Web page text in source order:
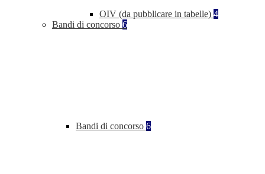
OIV (da pubblicare in tabelle) 4
Bandi di concorso 6
Bandi di concorso 6